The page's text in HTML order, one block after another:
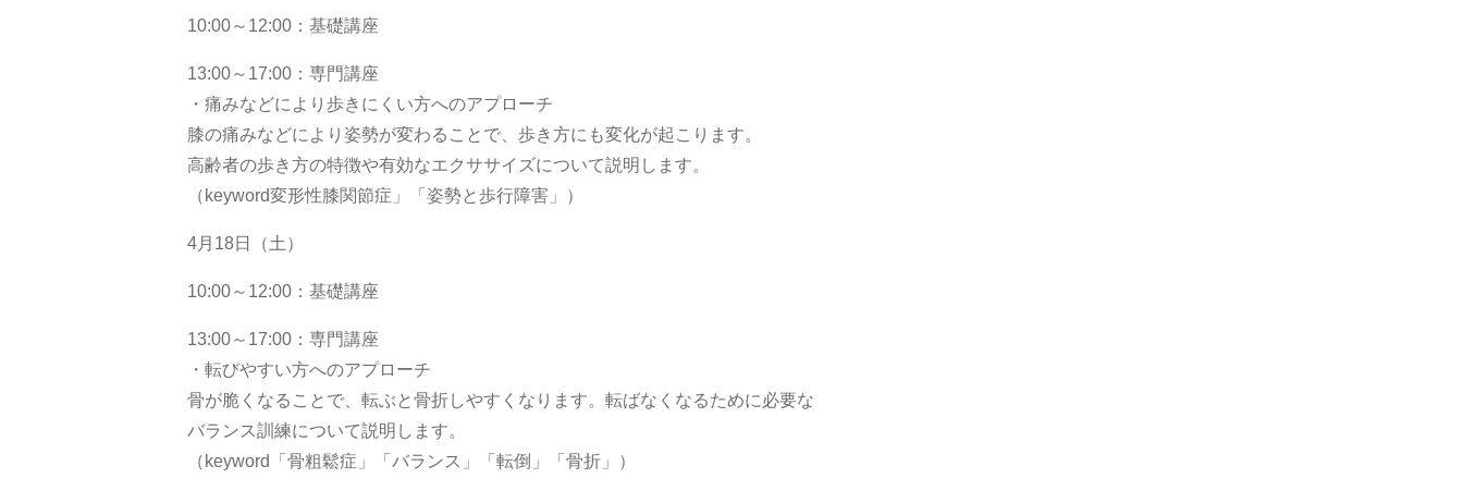
10:00～12:00：基礎講座
13:00～17:00：専門講座
・痛みなどにより歩きにくい方へのアプローチ
膝の痛みなどにより姿勢が変わることで、歩き方にも変化が起こります。
高齢者の歩き方の特徴や有効なエクササイズについて説明します。
（keyword変形性膝関節症」「姿勢と歩行障害」）
4月18日（土）
10:00～12:00：基礎講座
13:00～17:00：専門講座
・転びやすい方へのアプローチ
骨が脆くなることで、転ぶと骨折しやすくなります。転ばなくなるために必要な
バランス訓練について説明します。
（keyword「骨粗鬆症」「バランス」「転倒」「骨折」）